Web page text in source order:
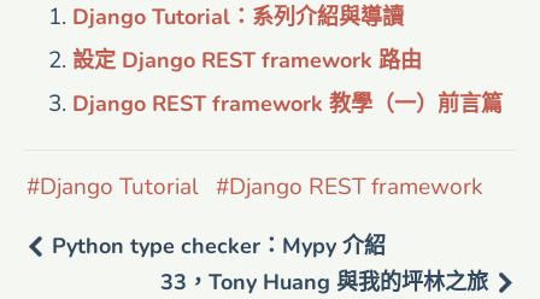
Django Tutorial：系列介紹與導讀
設定 Django REST framework 路由
Django REST framework 教學（一）前言篇
Django Tutorial Django REST framework
Python type checker：Mypy 介紹
33，Tony Huang 與我的坪林之旅